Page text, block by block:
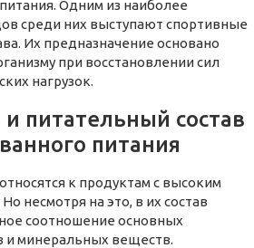
Одним из наиболее
среди них выступают спортивные
Их предназначение основано
при восстановлении сил
нагрузок.
питательный состав
питания
к продуктам с высоким
несмотря на это, в их состав
соотношение основных
и минеральных веществ.